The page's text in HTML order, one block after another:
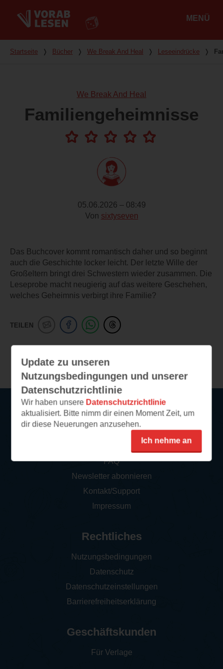
MENÜ
Du bist hier
Startseite ❭ Bücher ❭ We Break And Heal ❭ Leseeindrücke ❭
We Break And Heal
Familiengeheimnisse
05.06.2026 – 08:49
Von sixtyseven
Das Buchcover kommt romantisch daher und so beginnt
auch die Geschichte locker leicht. Der letzte Wille der
Großeltern bringt drei Schwestern wieder zusammen. Die
Leseprobe macht neugierig auf das weitere Geschehen,
welches Geheimnis verbirgt ihre Familie?
TEILEN
Update zu unseren
Nutzungsbedingungen und unserer
Datenschutzrichtlinie
Wir haben unsere Datenschutzrichtlinie
aktualisiert. Bitte nimm dir einen Moment Zeit, um
dir diese Neuerungen anzusehen.
Ich nehme an
Service
FAQ
Newsletter abonnieren
Kontakt/Support
Impressum
Rechtliches
Nutzungsbedingungen
Datenschutz
Datenschutzeinstellungen
Barrierefreiheitserklärung
Geschäftskunden
Für Verlage